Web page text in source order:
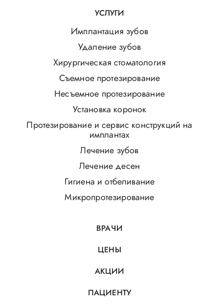
УСЛУГИ
Имплантация зубов
Удаление зубов
Хирургическая стоматология
Съемное протезирование
Несъемное протезирование
Установка коронок
Протезирование и сервис конструкций на
имплантах
Лечение зубов
Лечение десен
Гигиена и отбеливание
Микропротезирование
ВРАЧИ
ЦЕНЫ
АКЦИИ
ПАЦИЕНТУ